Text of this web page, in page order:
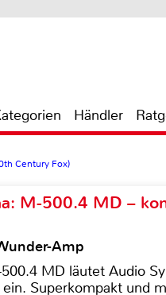
Händler
Century Fox)
M-500.4 MD –
Amp
MD läutet Audio
Superkompakt und